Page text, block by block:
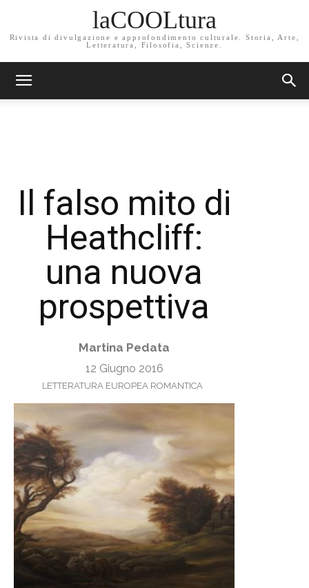
laCOOLtura
Rivista di divulgazione e approfondimento culturale. Storia, Arte,
Letteratura, Filosofia, Scienze.
Il falso mito di
Heathcliff:
una nuova
prospettiva
Martina Pedata
12 Giugno 2016
LETTERATURA EUROPEA ROMANTICA